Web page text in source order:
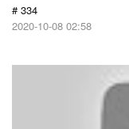
# 334
2020-10-08 02:58